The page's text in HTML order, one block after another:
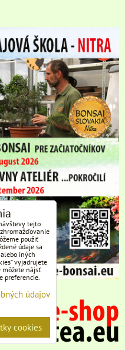
tejto
použiť
údaje sa
iných
vyjadrujete
môžete nájsť
preferencie.
údajov
cookies